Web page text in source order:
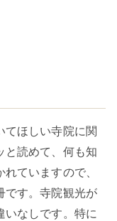
てほしい寺院に関
と読めて、何も知
ていますので、
です。寺院観光が
いなしです。特に